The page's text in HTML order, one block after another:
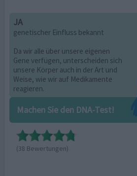
JA
genetischer Einfluss bekannt
Da wir alle über unsere eigenen
Gene verfügen, unterscheiden sich
unsere Körper auch in der Art und
Weise, wie wir auf Medikamente
reagieren.
Machen Sie den DNA-Test!
(38 Bewertungen)